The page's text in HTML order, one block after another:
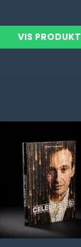
VIS PRODUKT